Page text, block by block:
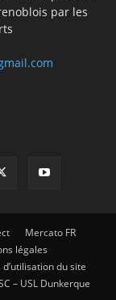
par les
Mercato FR
légales
du site
– USL Dunkerque